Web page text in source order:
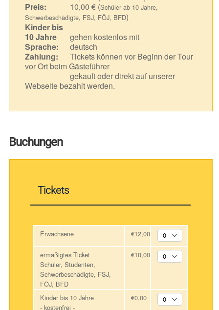
Preis:
10,00 € (Schüler ab 10 Jahre,
Schwerbeschädigte, FSJ, FÖJ, BFD)
Kinder bis
10 Jahre
gehen kostenlos mit
Sprache:
deutsch
Zahlung:
Tickets können vor Beginn der Tour
vor Ort beim Gästeführer
gekauft oder direkt auf unserer
Webseite bezahlt werden.
Buchungen
Tickets
Erwachsene €12,00
ermäßigtes Ticket
Schüler, Studenten,
Schwerbeschädigte, FSJ,
FÖJ, BFD
€10,00
Kinder bis 10 Jahre
- kostenfrei -
€0,00